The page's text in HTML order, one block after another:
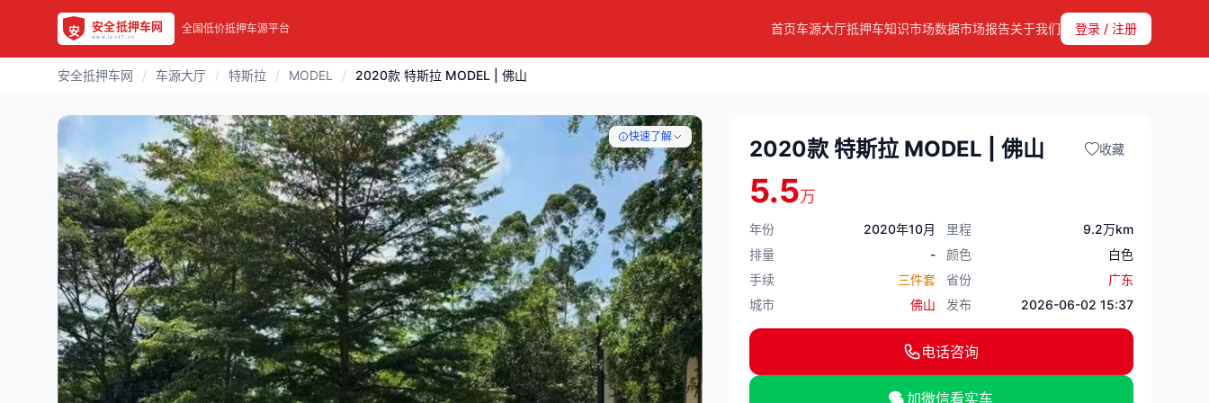
全国低价抵押车源平台 首页车源大厅抵押车知识市场数据市场报告关于我们 登录 / 注册
安全抵押车网 / 车源大厅 / 特斯拉 / MODEL / 2020款 特斯拉 MODEL | 佛山
快速了解 2020款 特斯拉 MODEL | 佛山 收藏
5.5万
年份 2020年10月 里程
9.2万km
排量
- 颜色
白色
手续
三件套 省份
广东
城市
佛山 发布 2026-06-02 15:37
电话咨询
加微信看实车